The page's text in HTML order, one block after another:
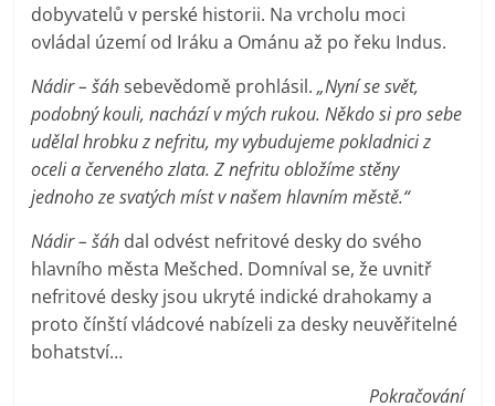
dobyvatelů v perské historii. Na vrcholu moci
ovládal území od Iráku a Ománu až po řeku Indus.
Nádir – šáhsebevědomě prohlásil.„Nyní se svět,
podobný kouli, nachází v mých rukou. Někdo si pro sebe
udělal hrobku z nefritu, my vybudujeme pokladnici z
oceli a červeného zlata. Z nefritu obložíme stěny
jednoho ze svatých míst v našem hlavním městě.“
Nádir – šáh dal odvést nefritové desky do svého
hlavního města Mešched. Domníval se, že uvnitř
nefritové desky jsou ukryté indické drahokamy a
proto čínští vládcové nabízeli za desky neuvěřitelné
bohatství…
Pokračování